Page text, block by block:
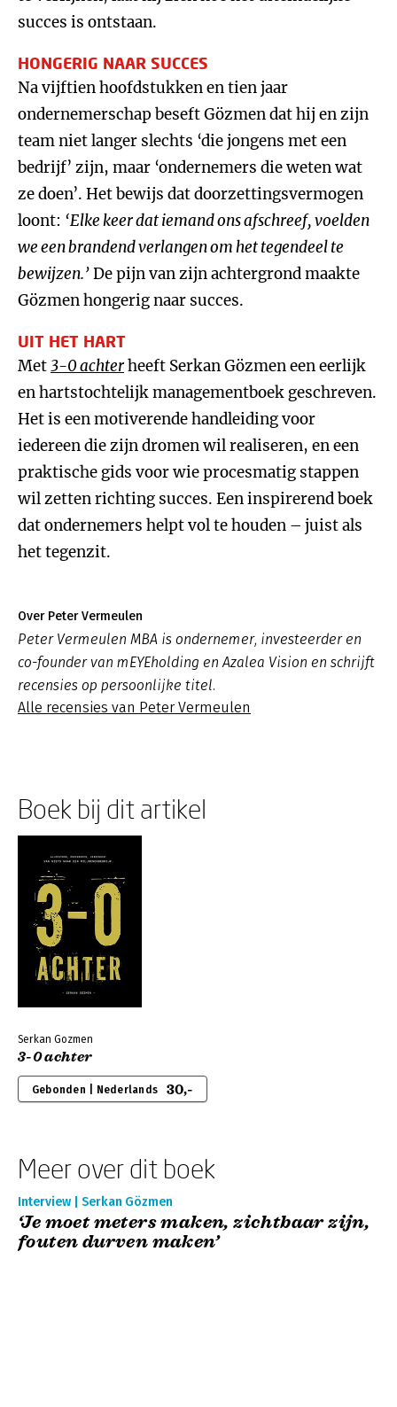
succes is ontstaan.
HONGERIG NAAR SUCCES
Na vijftien hoofdstukken en tien jaar
ondernemerschap beseft Gözmen dat hij en zijn
team niet langer slechts ‘die jongens met een
bedrijf’ zijn, maar ‘ondernemers die weten wat
ze doen’. Het bewijs dat doorzettingsvermogen
loont: ‘Elke keer dat iemand ons afschreef, voelden
we een brandend verlangen om het tegendeel te
bewijzen.’De pijn van zijn achtergrond maakte
Gözmen hongerig naar succes.
UIT HET HART
Met3-0 achterheeft Serkan Gözmen een eerlijk
en hartstochtelijk managementboek geschreven.
Het is een motiverende handleiding voor
iedereen die zijn dromen wil realiseren, en een
praktische gids voor wie procesmatig stappen
wil zetten richting succes. Een inspirerend boek
dat ondernemers helpt vol te houden – juist als
het tegenzit.
Over Peter Vermeulen
Peter Vermeulen MBA is ondernemer, investeerder en
co-founder van mEYEholding en Azalea Vision en schrijft
recensies op persoonlijke titel.
Alle recensies van Peter Vermeulen
Boek bij dit artikel
Serkan Gozmen
3-0 achter
Gebonden | Nederlands 30,-
Meer over dit boek
Interview | Serkan Gözmen
‘Je moet meters maken, zichtbaar zijn,
fouten durven maken’